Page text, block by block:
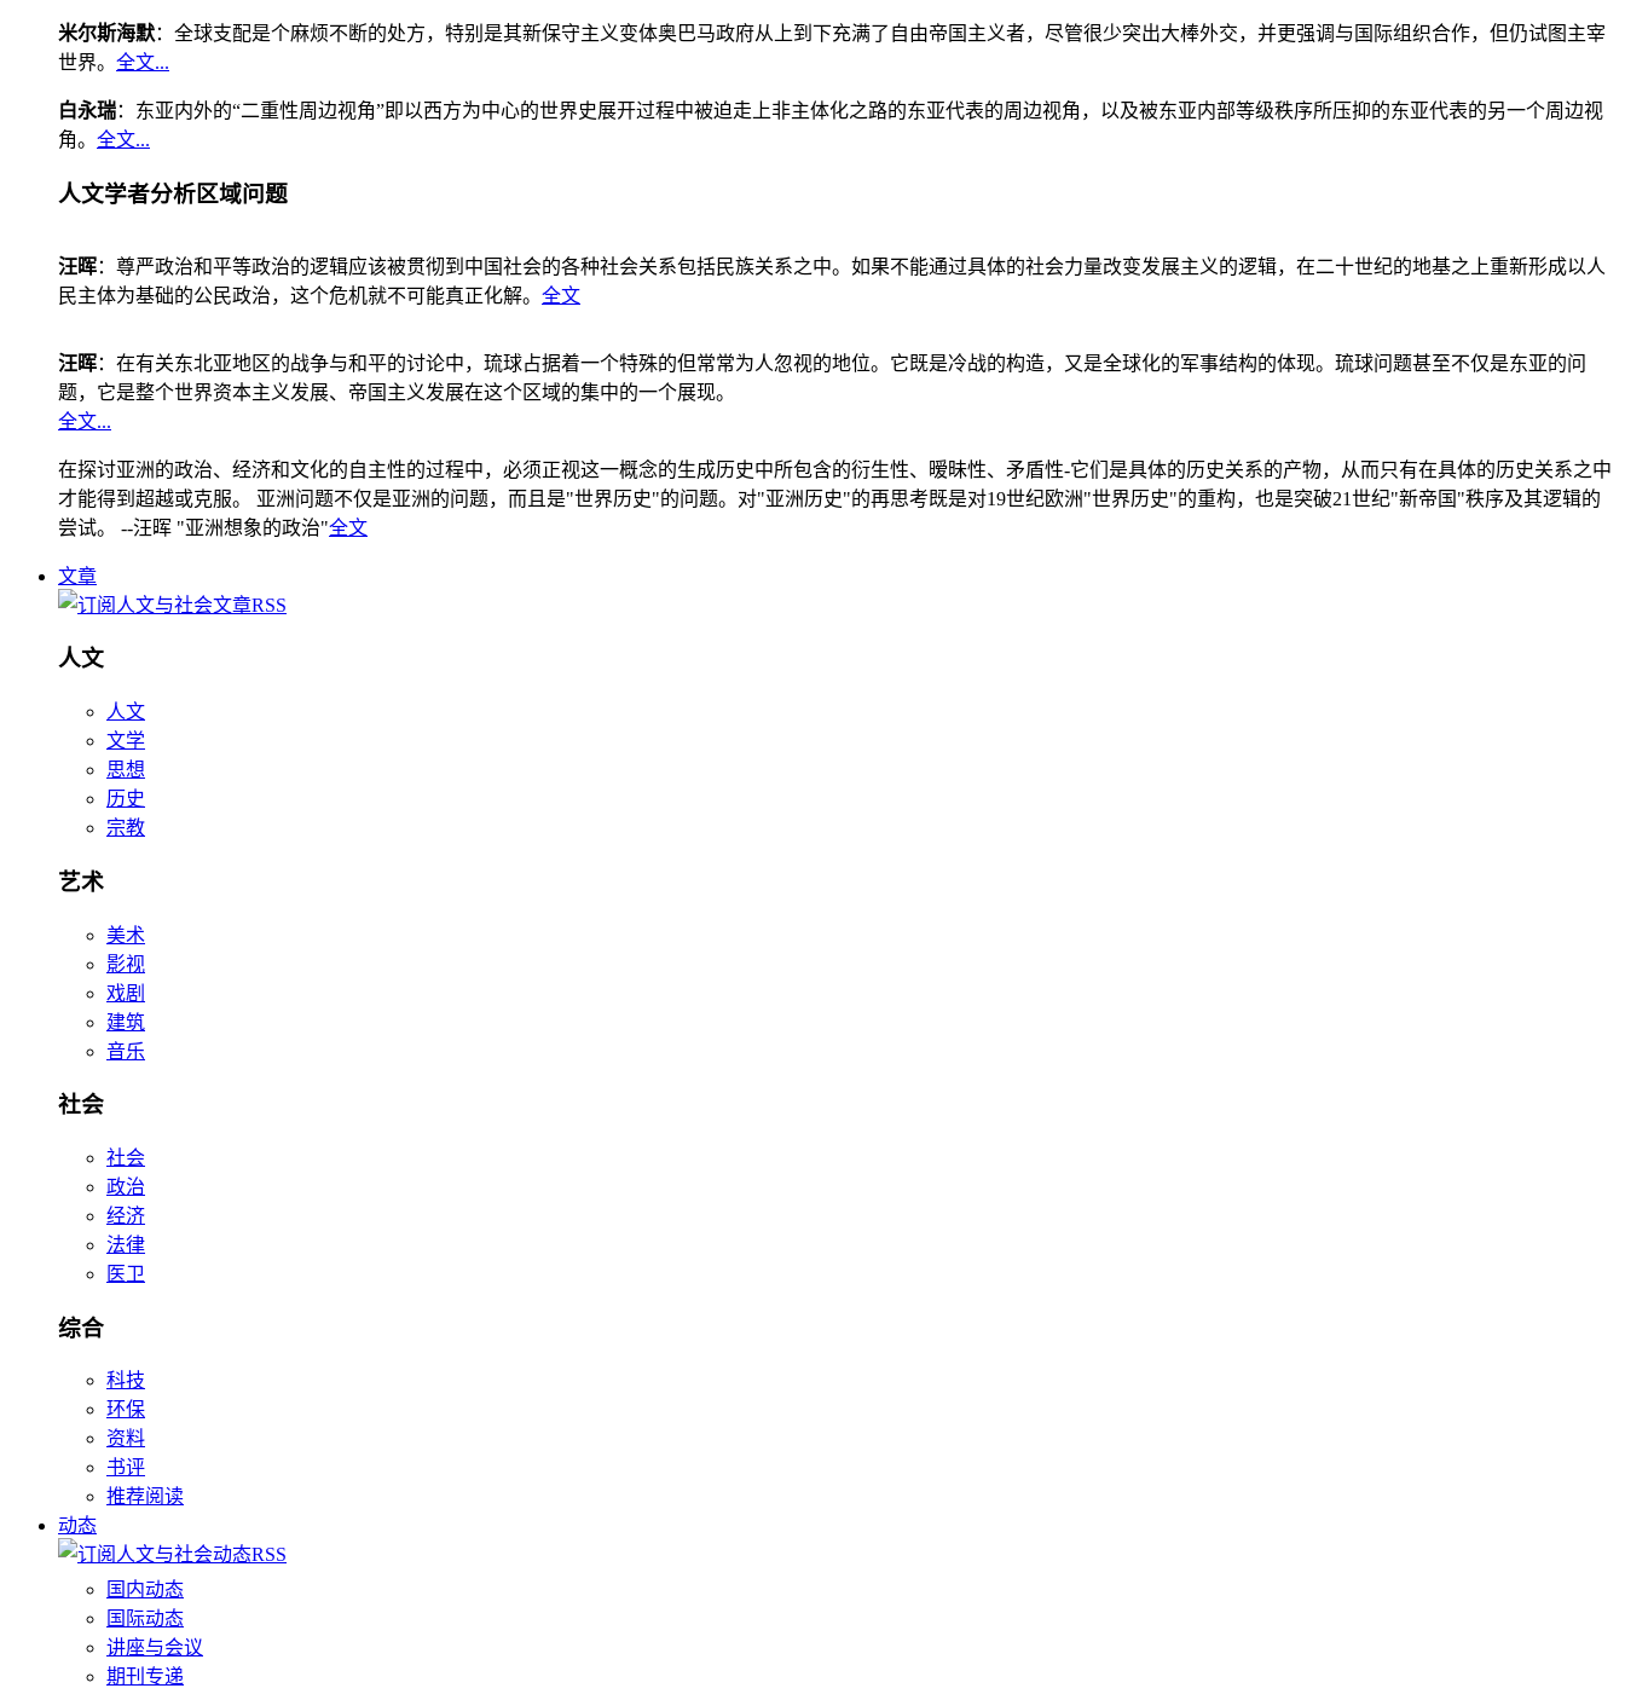
米尔斯海默：全球支配是个麻烦不断的处方，特别是其新保守主义变体奥巴马政府从上到下充满了自由帝国主义者，尽管很少突出大棒外交，并更强调与国际组织合作，但仍试图主宰
世界。 全文...
白永瑞：东亚内外的“二重性周边视角”即以西方为中心的世界史展开过程中被迫走上非主体化之路的东亚代表的周边视角，以及被东亚内部等级秩序所压抑的东亚代表的另一个周边视
角。 全文...
人文学者分析区域问题
汪晖：尊严政治和平等政治的逻辑应该被贯彻到中国社会的各种社会关系包括民族关系之中。如果不能通过具体的社会力量改变发展主义的逻辑，在二十世纪的地基之上重新形成以人
民主体为基础的公民政治，这个危机就不可能真正化解。 全文
汪晖：在有关东北亚地区的战争与和平的讨论中，琉球占据着一个特殊的但常常为人忽视的地位。它既是冷战的构造，又是全球化的军事结构的体现。琉球问题甚至不仅是东亚的问
题，它是整个世界资本主义发展、帝国主义发展在这个区域的集中的一个展现。
全文...
在探讨亚洲的政治、经济和文化的自主性的过程中，必须正视这一概念的生成历史中所包含的衍生性、暧昧性、矛盾性-它们是具体的历史关系的产物，从而只有在具体的历史关系之中
才能得到超越或克服。 亚洲问题不仅是亚洲的问题，而且是"世界历史"的问题。对"亚洲历史"的再思考既是对19世纪欧洲"世界历史"的重构，也是突破21世纪"新帝国"秩序及其逻辑的
尝试。 --汪晖 "亚洲想象的政治"全文
文章
人文
人文
文学
思想
历史
宗教
艺术
美术
影视
戏剧
建筑
音乐
社会
社会
政治
经济
法律
医卫
综合
科技
环保
资料
书评
推荐阅读
动态
国内动态
国际动态
讲座与会议
期刊专递